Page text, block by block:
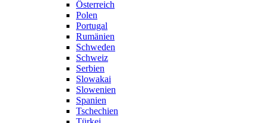
Österreich
Polen
Portugal
Rumänien
Schweden
Schweiz
Serbien
Slowakai
Slowenien
Spanien
Tschechien